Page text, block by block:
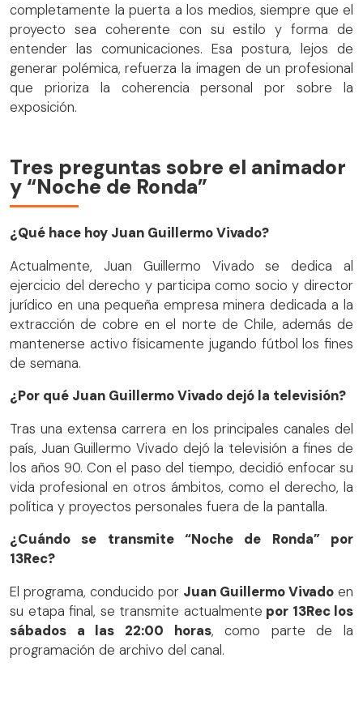
completamente la puerta a los medios, siempre que el
proyecto sea coherente con su estilo y forma de
entender las comunicaciones. Esa postura, lejos de
generar polémica, refuerza la imagen de un profesional
que prioriza la coherencia personal por sobre la
exposición.
Tres preguntas sobre el animador
y “Noche de Ronda”
¿Qué hace hoy Juan Guillermo Vivado?
Actualmente, Juan Guillermo Vivado se dedica al
ejercicio del derecho y participa como socio y director
jurídico en una pequeña empresa minera dedicada a la
extracción de cobre en el norte de Chile, además de
mantenerse activo físicamente jugando fútbol los fines
de semana.
¿Por qué Juan Guillermo Vivado dejó la televisión?
Tras una extensa carrera en los principales canales del
país, Juan Guillermo Vivado dejó la televisión a fines de
los años 90. Con el paso del tiempo, decidió enfocar su
vida profesional en otros ámbitos, como el derecho, la
política y proyectos personales fuera de la pantalla.
¿Cuándo se transmite “Noche de Ronda” por
13Rec?
El programa, conducido por Juan Guillermo Vivadoen
su etapa final, se transmite actualmente por 13Rec los
sábados a las 22:00 horas, como parte de la
programación de archivo del canal.